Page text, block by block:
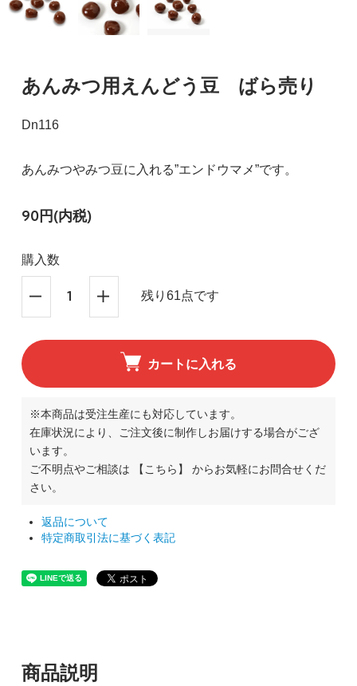
あんみつ用えんどう豆 ばら売り
Dn116
あんみつやみつ豆に入れる”エンドウマメ”です。
90円(内税)
購入数
残り61点です
カートに入れる
※本商品は受注生産にも対応しています。
在庫状況により、ご注文後に制作しお届けする場合がござ
います。
ご不明点やご相談は
【こちら】
からお気軽にお問合せくだ
さい。
返品について
特定商取引法に基づく表記
商品説明